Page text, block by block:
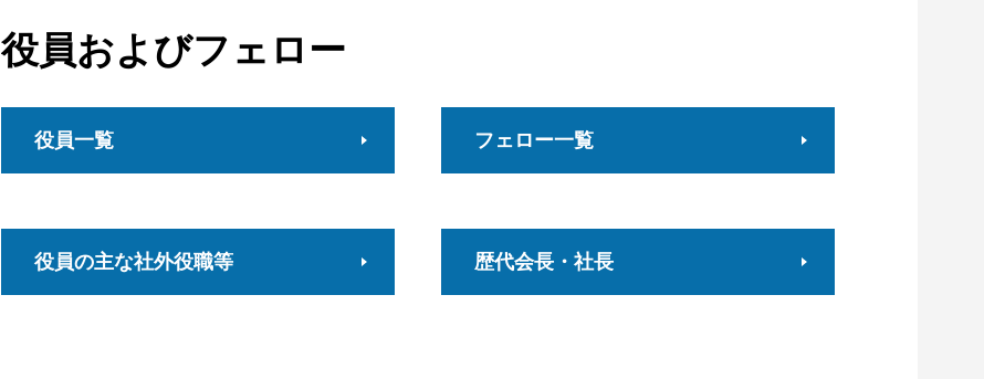
役員およびフェロー
役員一覧 フェロー一覧
役員の主な社外役職等 歴代会長・社長